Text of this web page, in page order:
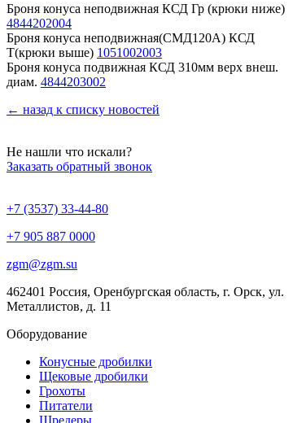
Броня конуса неподвижная КСД Гр (крюки ниже)
4844202004
Броня конуса неподвижная(СМД120А) КСД
Т(крюки выше) 1051002003
Броня конуса подвижная КСД 310мм верх внеш.
диам. 4844203002
← назад к списку новостей
Не нашли что искали?
Заказать обратный звонок
+7 (3537) 33-44-80
+7 905 887 0000
zgm@zgm.su
462401 Россия, Оренбургская область, г. Орск, ул.
Металлистов, д. 11
Оборудование
Конусные дробилки
Щековые дробилки
Грохоты
Питатели
Шредеры